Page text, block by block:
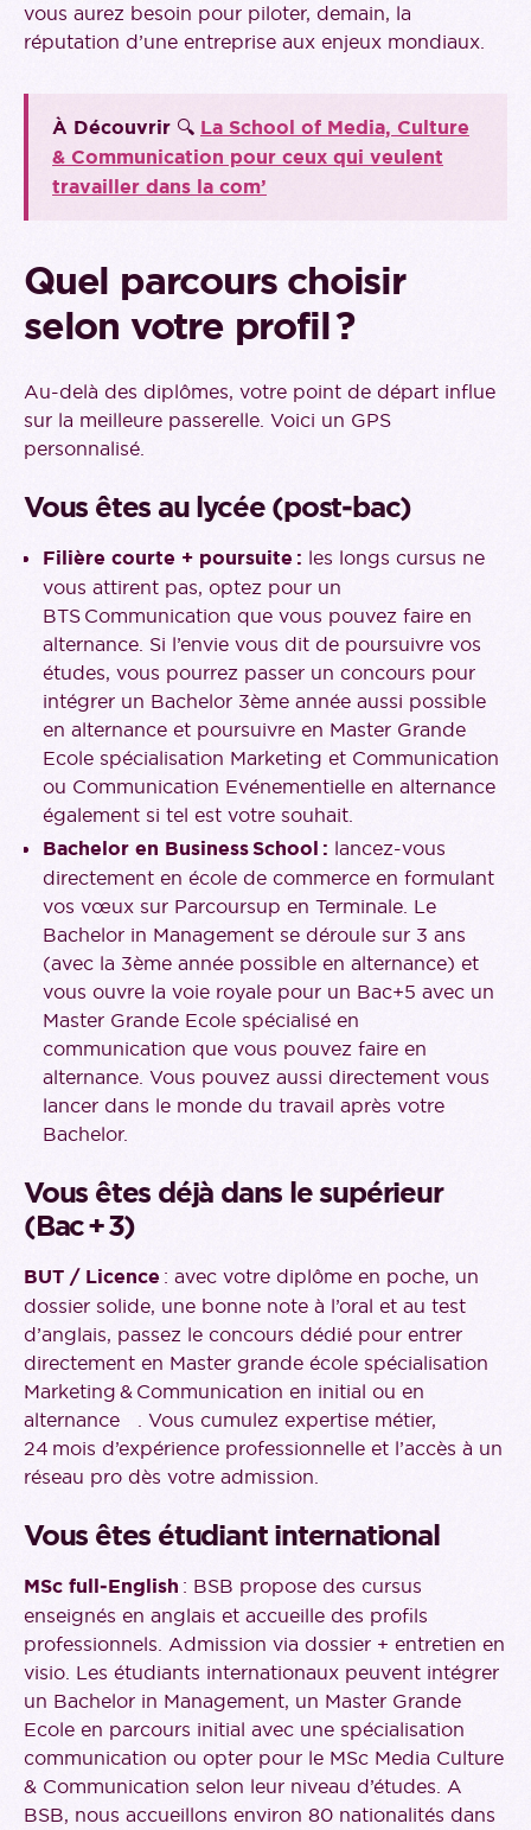
vous aurez besoin pour piloter, demain, la
réputation d’une entreprise aux enjeux mondiaux.
À Découvrir 🔍 La School of Media, Culture
& Communication pour ceux qui veulent
travailler dans la com’
Quel parcours choisir
selon votre profil ?
Au-delà des diplômes, votre point de départ influe
sur la meilleure passerelle. Voici un GPS
personnalisé.
Vous êtes au lycée (post‑bac)
Filière courte + poursuite : les longs cursus ne
vous attirent pas, optez pour un
BTS Communication que vous pouvez faire en
alternance. Si l’envie vous dit de poursuivre vos
études, vous pourrez passer un concours pour
intégrer un Bachelor 3ème année aussi possible
en alternance et poursuivre en Master Grande
Ecole spécialisation Marketing et Communication
ou Communication Evénementielle en alternance
également si tel est votre souhait.
Bachelor en Business School : lancez-vous
directement en école de commerce en formulant
vos vœux sur Parcoursup en Terminale. Le
Bachelor in Management se déroule sur 3 ans
(avec la 3ème année possible en alternance) et
vous ouvre la voie royale pour un Bac+5 avec un
Master Grande Ecole spécialisé en
communication que vous pouvez faire en
alternance. Vous pouvez aussi directement vous
lancer dans le monde du travail après votre
Bachelor.
Vous êtes déjà dans le supérieur
(Bac + 3)
BUT / Licence : avec votre diplôme en poche, un
dossier solide, une bonne note à l’oral et au test
d’anglais, passez le concours dédié pour entrer
directement en Master grande école spécialisation
Marketing & Communication en initial ou en
alternance . Vous cumulez expertise métier,
24 mois d’expérience professionnelle et l’accès à un
réseau pro dès votre admission.
Vous êtes étudiant international
MSc full‑English : BSB propose des cursus
enseignés en anglais et accueille des profils
professionnels. Admission via dossier + entretien en
visio. Les étudiants internationaux peuvent intégrer
un Bachelor in Management, un Master Grande
Ecole en parcours initial avec une spécialisation
communication ou opter pour le MSc Media Culture
& Communication selon leur niveau d’études. A
BSB, nous accueillons environ 80 nationalités dans